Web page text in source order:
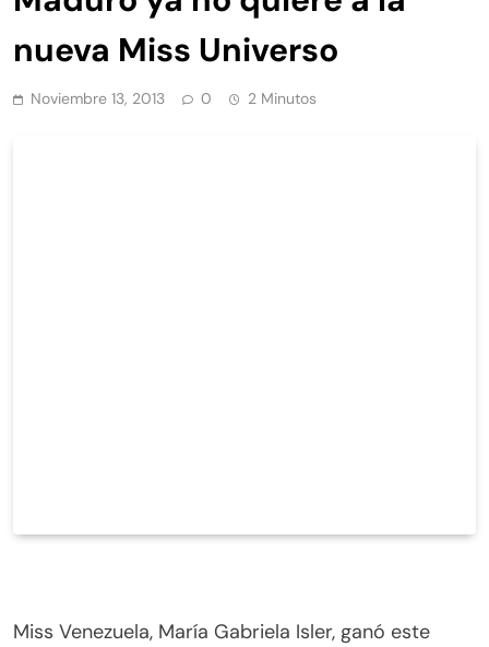
nueva Miss Universo
Noviembre 13, 2013 0 2 Minutos
Miss Venezuela, María Gabriela Isler, ganó este